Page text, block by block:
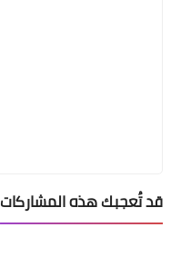
قد تُعجبك هذه المشاركات